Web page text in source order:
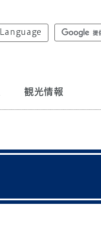
Language
観光情報